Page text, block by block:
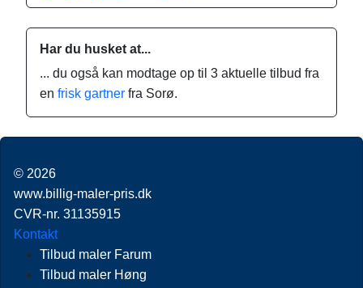
e
b
o
k
e
g
r
e
l
Har du husket at...
... du også kan modtage op til 3 aktuelle tilbud fra
en frisk gartner fra Sorø.
© 2026
www.billig-maler-pris.dk
CVR-nr. 31135915
Kontakt
Tilbud maler Farum
Tilbud maler Høng